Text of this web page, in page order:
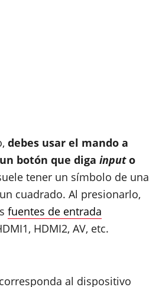
debes usar el mando a
botón que diga inputo
tener un símbolo de una
cuadrado. Al presionarlo,
fuentes de entrada
HDMI2, AV, etc.
al dispositivo